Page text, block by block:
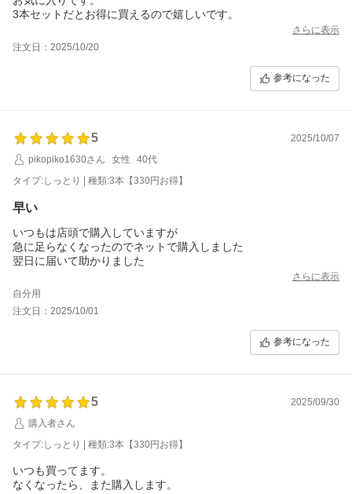
3本セットだとお得に買えるので嬉しいです。
さらに表示
注文日：2025/10/20
参考になった
5
2025/10/07
pikopiko1630さん
女性
40代
タイプ:しっとり | 種類:3本【330円お得】
早い
いつもは店頭で購入していますが
急に足らなくなったのでネットで購入しました
翌日に届いて助かりました
さらに表示
自分用
注文日：2025/10/01
参考になった
5
2025/09/30
購入者さん
タイプ:しっとり | 種類:3本【330円お得】
いつも買ってます。
なくなったら、また購入します。